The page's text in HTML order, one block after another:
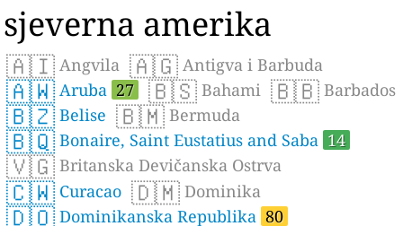
sjeverna amerika
🇦🇮 Angvila 🇦🇬 Antigva i Barbuda
🇦🇼 Aruba 27 🇧🇸 Bahami 🇧🇧 Barbados
🇧🇿 Belise 🇧🇲 Bermuda
🇧🇶 Bonaire, Saint Eustatius and Saba 14
🇻🇬 Britanska Devičanska Ostrva
🇨🇼 Curacao 🇩🇲 Dominika
🇩🇴 Dominikanska Republika 80